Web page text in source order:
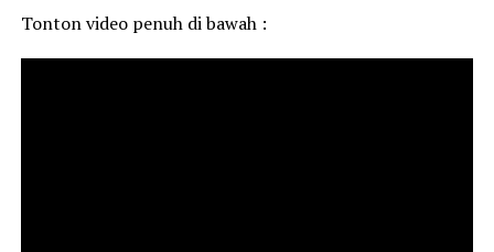
Tonton video penuh di bawah :